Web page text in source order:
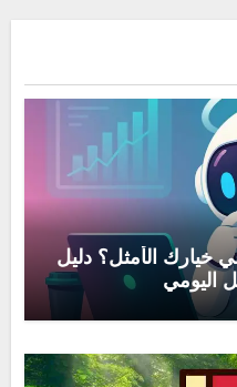
خيارك الأمثل؟ دليل
اليومي